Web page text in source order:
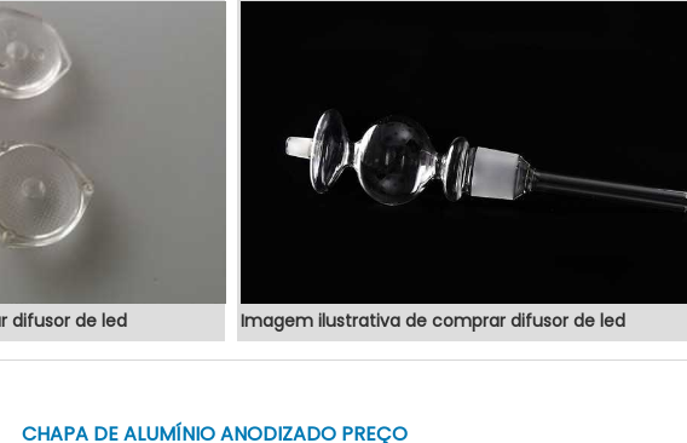
difusor de led Imagem ilustrativa de comprar difusor de led
CHAPA DE ALUMÍNIO ANODIZADO PREÇO